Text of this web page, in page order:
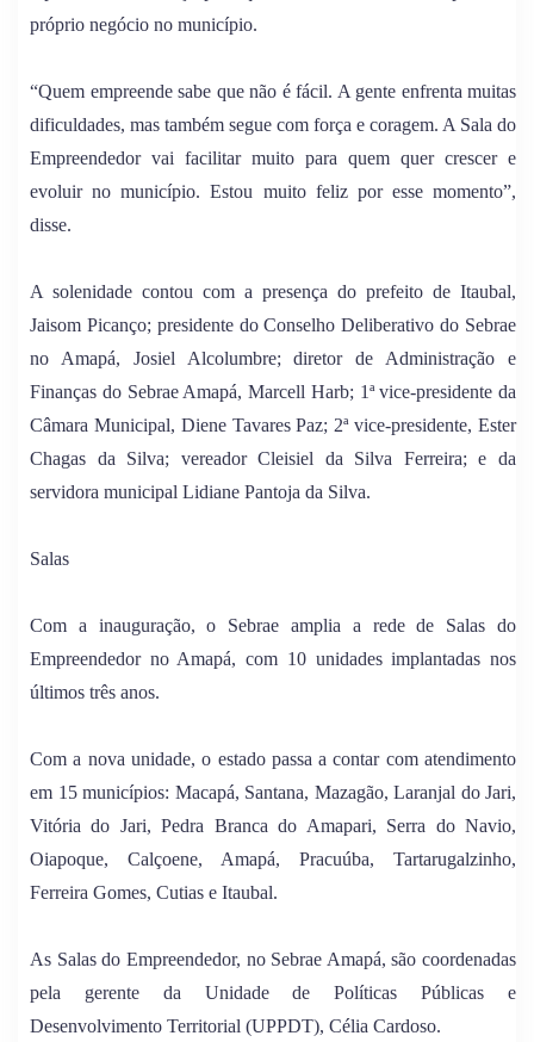
próprio negócio no município.
“Quem empreende sabe que não é fácil. A gente enfrenta muitas
dificuldades, mas também segue com força e coragem. A Sala do
Empreendedor vai facilitar muito para quem quer crescer e
evoluir no município. Estou muito feliz por esse momento”,
disse.
A solenidade contou com a presença do prefeito de Itaubal,
Jaisom Picanço; presidente do Conselho Deliberativo do Sebrae
no Amapá, Josiel Alcolumbre; diretor de Administração e
Finanças do Sebrae Amapá, Marcell Harb; 1ª vice-presidente da
Câmara Municipal, Diene Tavares Paz; 2ª vice-presidente, Ester
Chagas da Silva; vereador Cleisiel da Silva Ferreira; e da
servidora municipal Lidiane Pantoja da Silva.
Salas
Com a inauguração, o Sebrae amplia a rede de Salas do
Empreendedor no Amapá, com 10 unidades implantadas nos
últimos três anos.
Com a nova unidade, o estado passa a contar com atendimento
em 15 municípios: Macapá, Santana, Mazagão, Laranjal do Jari,
Vitória do Jari, Pedra Branca do Amapari, Serra do Navio,
Oiapoque, Calçoene, Amapá, Pracuúba, Tartarugalzinho,
Ferreira Gomes, Cutias e Itaubal.
As Salas do Empreendedor, no Sebrae Amapá, são coordenadas
pela gerente da Unidade de Políticas Públicas e
Desenvolvimento Territorial (UPPDT), Célia Cardoso.